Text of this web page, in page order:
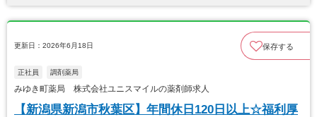
更新日：2026年6月18日 保存する
正社員 調剤薬局
みゆき町薬局 株式会社ユニスマイルの薬剤師求人
【新潟県新潟市秋葉区】年間休日120日以上☆福利厚